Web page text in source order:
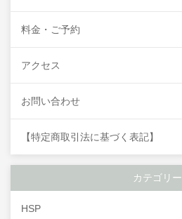
料金・ご予約
アクセス
お問い合わせ
【特定商取引法に基づく表記】
カテゴリー
HSP